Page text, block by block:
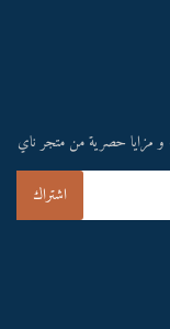
و مزايا حصرية من متجر ناي